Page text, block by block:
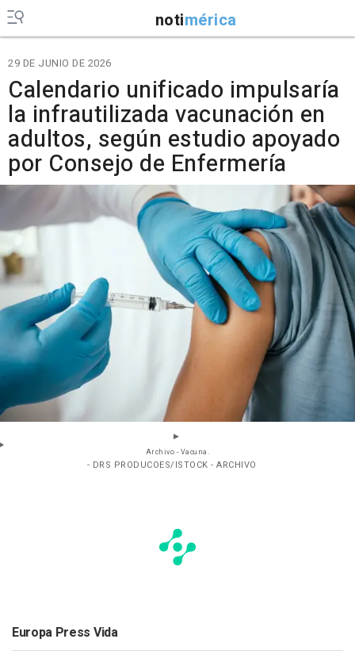
notimérica
29 DE JUNIO DE 2026
Calendario unificado impulsaría
la infrautilizada vacunación en
adultos, según estudio apoyado
por Consejo de Enfermería
Archivo - Vacuna.
- DRS PRODUCOES/ISTOCK - ARCHIVO
Europa Press Vida